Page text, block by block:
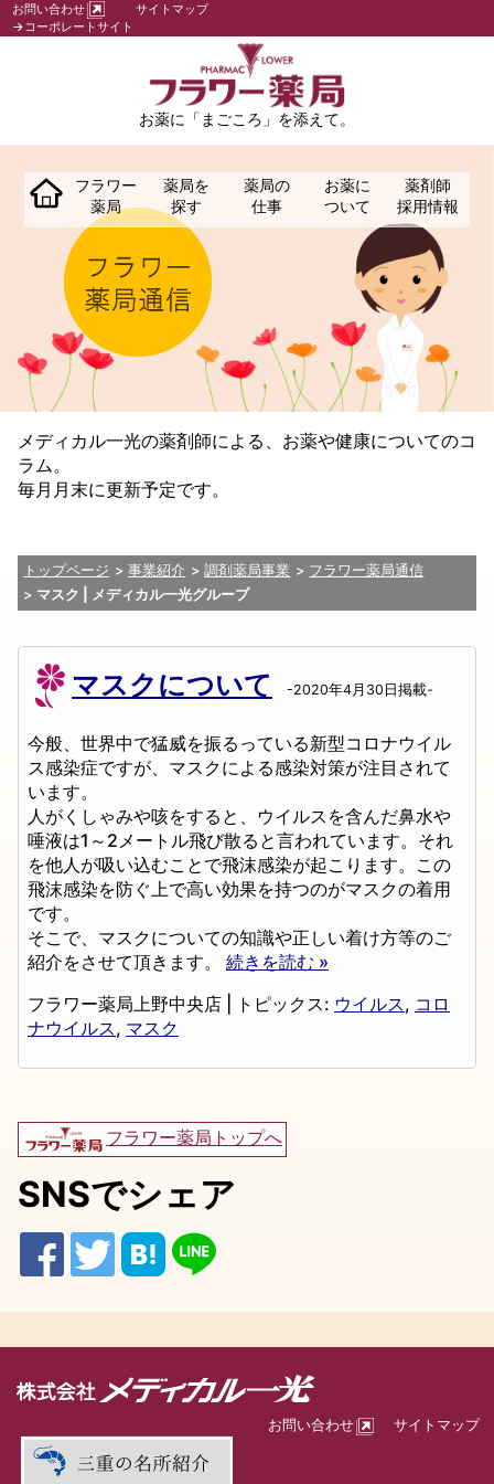
お薬に「まごころ」を添えて。
フラワー
薬局
薬局を
探す
薬局の
仕事
お薬に
ついて
薬剤師
採用情報
お問い合わせ
サイトマップ
→コーポレートサイト
メディカル一光の薬剤師による、お薬や健康についてのコ
ラム。
毎月月末に更新予定です。
トップページ 事業紹介 調剤薬局事業
フラワー薬局通信
マスク | メディカル一光グループ
マスクについて -2020年4月30日掲載-
今般、世界中で猛威を振るっている新型コロナウイル
ス感染症ですが、マスクによる感染対策が注目されて
います。
人がくしゃみや咳をすると、ウイルスを含んだ鼻水や
唾液は1～2メートル飛び散ると言われています。それ
を他人が吸い込むことで飛沫感染が起こります。この
飛沫感染を防ぐ上で高い効果を持つのがマスクの着用
です。
そこで、マスクについての知識や正しい着け方等のご
紹介をさせて頂きます。 続きを読む »
フラワー薬局上野中央店
トピックス: ウイルス, コロ
ナウイルス, マスク
フラワー薬局トップへ
SNSでシェア
お問い合わせ サイトマップ